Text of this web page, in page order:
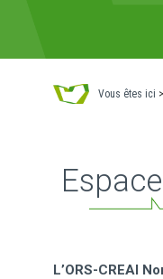
Vous êtes ici >
L’ORS-CREAI